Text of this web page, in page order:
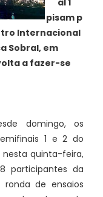
al 1
pisam p
Internacional
Sobral, em
a fazer-se
domingo, os
1 e 2 do
nesta quinta-feira,
participantes da
ronda de ensaios